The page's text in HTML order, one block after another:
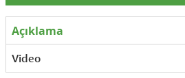
Açıklama
Video